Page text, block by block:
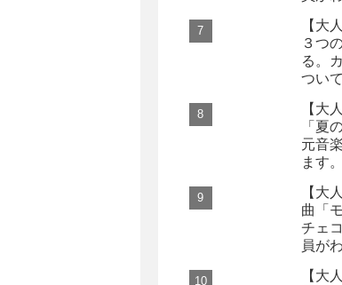
【大
３つ
る。
つい
【大
「夏
元音
ます。
【大
曲「
チェ
員が
【大